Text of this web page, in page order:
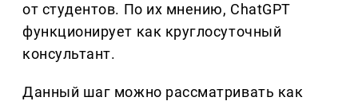
от студентов. По их мнению, ChatGPT
функционирует как круглосуточный
консультант.
Данный шаг можно рассматривать как